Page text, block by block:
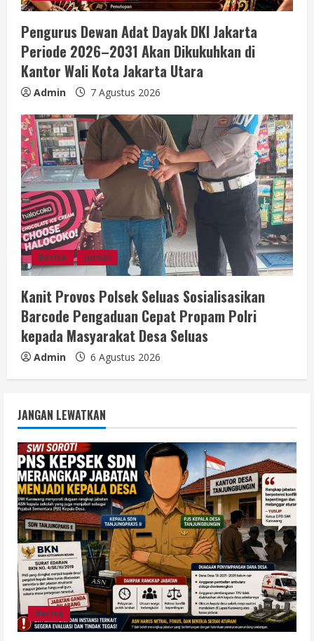
Pengurus Dewan Adat Dayak DKI Jakarta
Periode 2026–2031 Akan Dikukuhkan di
Kantor Wali Kota Jakarta Utara
Admin 7 Agustus 2026
Berita Jurnal
Kanit Provos Polsek Seluas Sosialisasikan
Barcode Pengaduan Cepat Propam Polri
kepada Masyarakat Desa Seluas
Admin 6 Agustus 2026
JANGAN LEWATKAN
Berita